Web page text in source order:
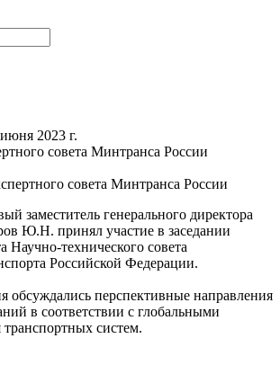
2023 г.
совета Минтранса России
совета Минтранса России
заместитель генерального директора
Ю.Н. принял участие в заседании
Научно-технического совета
Российской Федерации.
обсуждались перспективные направления
в соответствии с глобальными
транспортных систем.